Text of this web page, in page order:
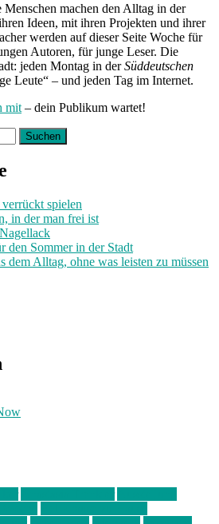
machen den Alltag in der
Ideen, mit ihren Projekten und ihrer
werden auf dieser Seite Woche für
Autoren, für junge Leser. Die
jeden Montag in derSüddeutschen
Leute“ – und jeden Tag im Internet.
mit – dein Publikum wartet!
spielen
in der man frei ist
den Sommer in der Stadt
dem Alltag, ohne was leisten zu müssen